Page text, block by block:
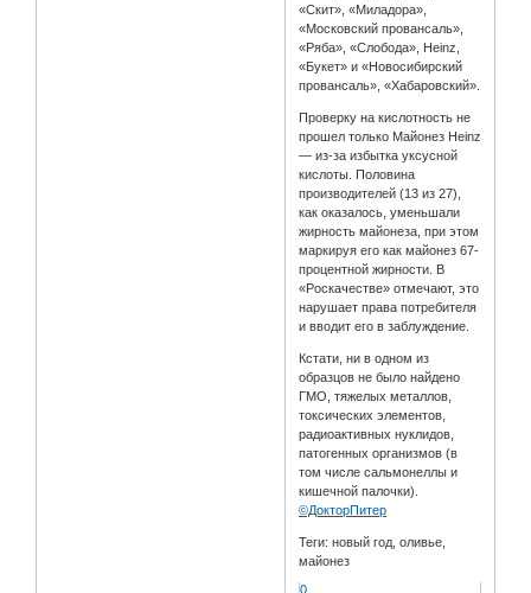
«Скит», «Миладора»,
«Московский провансаль»,
«Ряба», «Слобода», Heinz,
«Букет» и «Новосибирский
провансаль», «Хабаровский».
Проверку на кислотность не
прошел только Майонез Heinz
— из-за избытка уксусной
кислоты. Половина
производителей (13 из 27),
как оказалось, уменьшали
жирность майонеза, при этом
маркируя его как майонез 67-
процентной жирности. В
«Роскачестве» отмечают, это
нарушает права потребителя
и вводит его в заблуждение.
Кстати, ни в одном из
образцов не было найдено
ГМО, тяжелых металлов,
токсических элементов,
радиоактивных нуклидов,
патогенных организмов (в
том числе сальмонеллы и
кишечной палочки).
©ДокторПитер
Теги: новый год, оливье,
майонез
0